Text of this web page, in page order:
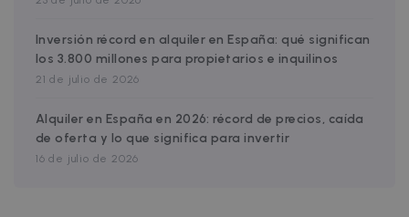
Inversión récord en alquiler en España: qué significan
los 3.800 millones para propietarios e inquilinos
21 de julio de 2026
Alquiler en España en 2026: récord de precios, caída
de oferta y lo que significa para invertir
16 de julio de 2026